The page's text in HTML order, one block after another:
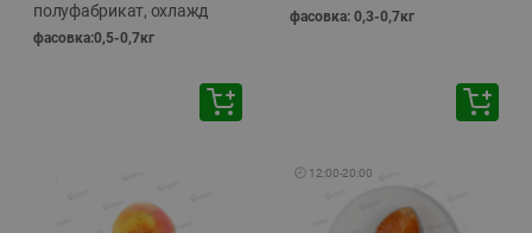
полуфабрикат, охлажд
фасовка:0,5-0,7кг
фасовка: 0,3-0,7кг
🕘 12:00-20:00